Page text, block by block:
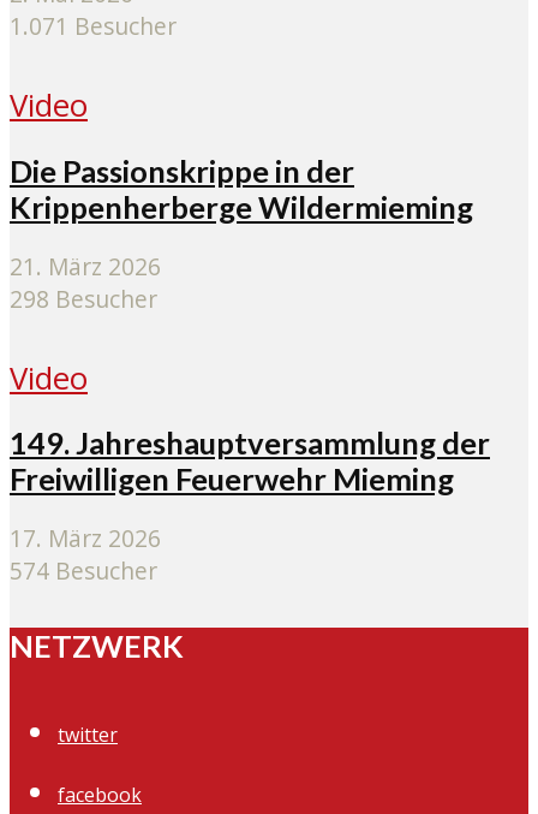
1.071 Besucher
Video
Die Passionskrippe in der
Krippenherberge Wildermieming
21. März 2026
298 Besucher
Video
149. Jahreshauptversammlung der
Freiwilligen Feuerwehr Mieming
17. März 2026
574 Besucher
NETZWERK
twitter
facebook